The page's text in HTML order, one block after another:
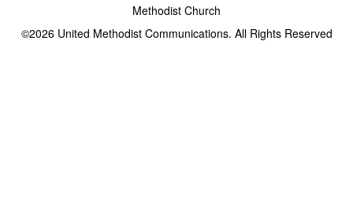
Methodist Church
©2026United Methodist Communications. All Rights Reserved